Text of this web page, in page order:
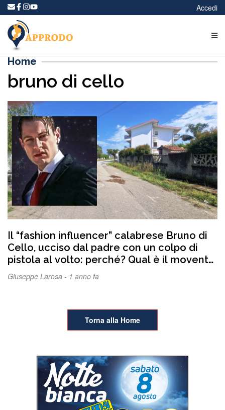
Accedi
Home
bruno di cello
Il “fashion influencer” calabrese Bruno di
Cello, ucciso dal padre con un colpo di
pistola al volto: perché? Qual è il movente
e chi era Bruno?
Giuseppe Larosa - 1 anno fa
Torna alla Home